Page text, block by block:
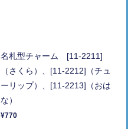
名札型チャーム [11-2211]
（さくら）、[11-2212]（チュ
ーリップ）、[11-2213]（おは
な）
¥770